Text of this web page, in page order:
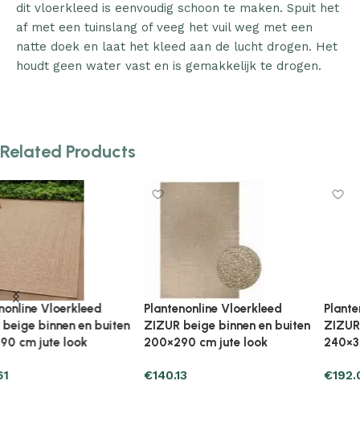
dit vloerkleed is eenvoudig schoon te maken. Spuit het
af met een tuinslang of veeg het vuil weg met een
natte doek en laat het kleed aan de lucht drogen. Het
houdt geen water vast en is gemakkelijk te drogen.
Related Products
Plantenonline Vloerkleed
ZIZUR beige binnen en buiten
240×340 cm jute look
€
Plantenonline Vloerkleed
ZIZUR binnen en buiten
100×200 cm jute look
€